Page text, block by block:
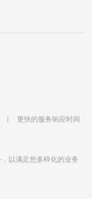
更快的服务响应时间
以满足您多样化的业务